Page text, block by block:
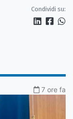
Condividi su:
7 ore fa